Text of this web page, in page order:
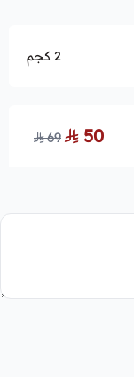
2 كجم
50
69